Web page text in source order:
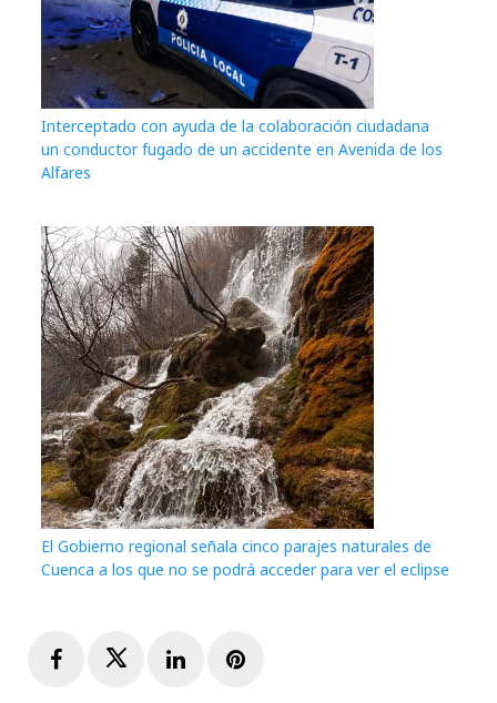
Interceptado con ayuda de la colaboración ciudadana
un conductor fugado de un accidente en Avenida de los
Alfares
El Gobierno regional señala cinco parajes naturales de
Cuenca a los que no se podrá acceder para ver el eclipse
FacebookTwitterLinkedInPinterest